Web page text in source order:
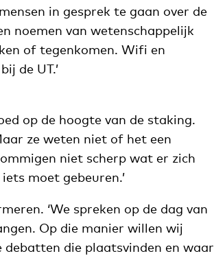
in gesprek te gaan over de
noemen van wetenschappelijk
of tegenkomen. Wifi en
de UT.’
op de hoogte van de staking.
ze weten niet of het een
niet scherp wat er zich
moet gebeuren.’
‘We spreken op de dag van
Op die manier willen wij
debatten die plaatsvinden en waar